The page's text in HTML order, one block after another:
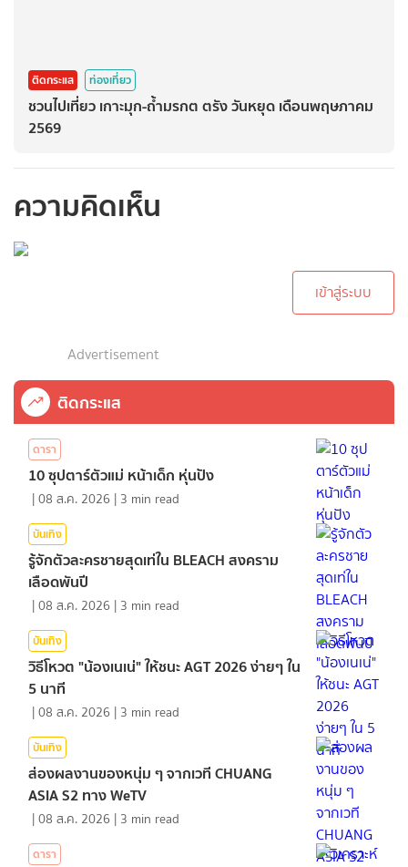
ติดกระแส ท่องเที่ยว
ชวนไปเที่ยว เกาะมุก-ถ้ำมรกต ตรัง วันหยุด เดือนพฤษภาคม
2569
ความคิดเห็น
เข้าสู่ระบบ
Advertisement
ติดกระแส
ดารา
10 ซุปตาร์ตัวแม่ หน้าเด็ก หุ่นปัง
|08 ส.ค. 2026 | 3 min read
บันเทิง
รู้จักตัวละครชายสุดเท่ใน BLEACH สงคราม
เลือดพันปี
|08 ส.ค. 2026 | 3 min read
บันเทิง
วิธีโหวต "น้องเนเน่" ให้ชนะ AGT 2026 ง่ายๆ ใน
5 นาที
|08 ส.ค. 2026 | 3 min read
บันเทิง
ส่องผลงานของหนุ่ม ๆ จากเวที CHUANG
ASIA S2 ทาง WeTV
|08 ส.ค. 2026 | 3 min read
ดารา